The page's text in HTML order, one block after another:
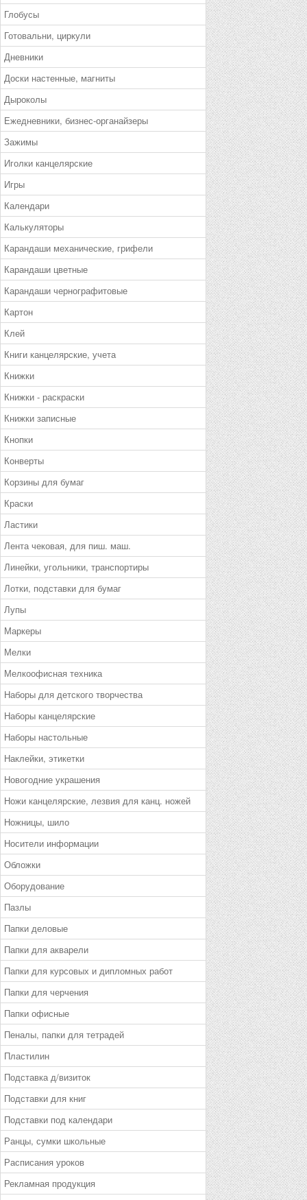
Глобусы
Готовальни, циркули
Дневники
Доски настенные, магниты
Дыроколы
Ежедневники, бизнес-органайзеры
Зажимы
Иголки канцелярские
Игры
Календари
Калькуляторы
Карандаши механические, грифели
Карандаши цветные
Карандаши чернографитовые
Картон
Клей
Книги канцелярские, учета
Книжки
Книжки - раскраски
Книжки записные
Кнопки
Конверты
Корзины для бумаг
Краски
Ластики
Лента чековая, для пиш. маш.
Линейки, угольники, транспортиры
Лотки, подставки для бумаг
Лупы
Маркеры
Мелки
Мелкоофисная техника
Наборы для детского творчества
Наборы канцелярские
Наборы настольные
Наклейки, этикетки
Новогодние украшения
Ножи канцелярские, лезвия для канц. ножей
Ножницы, шило
Носители информации
Обложки
Оборудование
Пазлы
Папки деловые
Папки для акварели
Папки для курсовых и дипломных работ
Папки для черчения
Папки офисные
Пеналы, папки для тетрадей
Пластилин
Подставка д/визиток
Подставки для книг
Подставки под календари
Ранцы, сумки школьные
Расписания уроков
Рекламная продукция